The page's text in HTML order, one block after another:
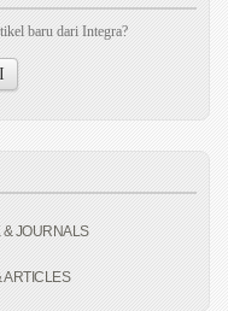
baru dari Integra?
& JOURNALS
ARTICLES